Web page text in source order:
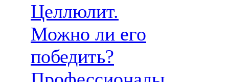
Целлюлит.
Можно ли его
победить?